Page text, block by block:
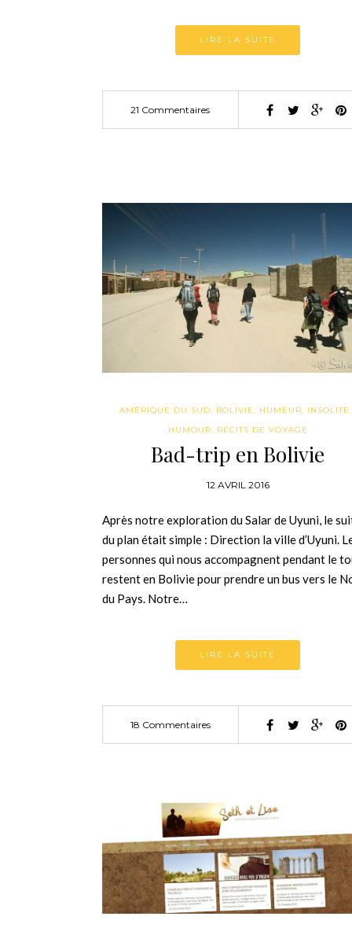
LIRE LA SUITE
21 Commentaires
AMÉRIQUE DU SUD, BOLIVIE, HUMEUR,
HUMOUR, RÉCITS DE VOYAGE
Bad-trip en Bolivie
12 AVRIL 2016
Après notre exploration du Salar de Uyuni, le
du plan était simple : Direction la ville d’Uyuni.
personnes qui nous accompagnent pendant le
restent en Bolivie pour prendre un bus vers le
du Pays. Notre…
LIRE LA SUITE
18 Commentaires